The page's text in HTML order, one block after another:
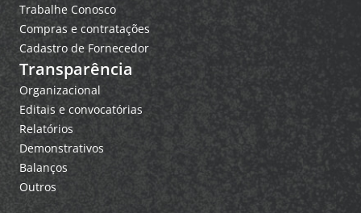
Trabalhe Conosco
Compras e contratações
Cadastro de Fornecedor
Transparência
Organizacional
Editais e convocatórias
Relatórios
Demonstrativos
Balanços
Outros